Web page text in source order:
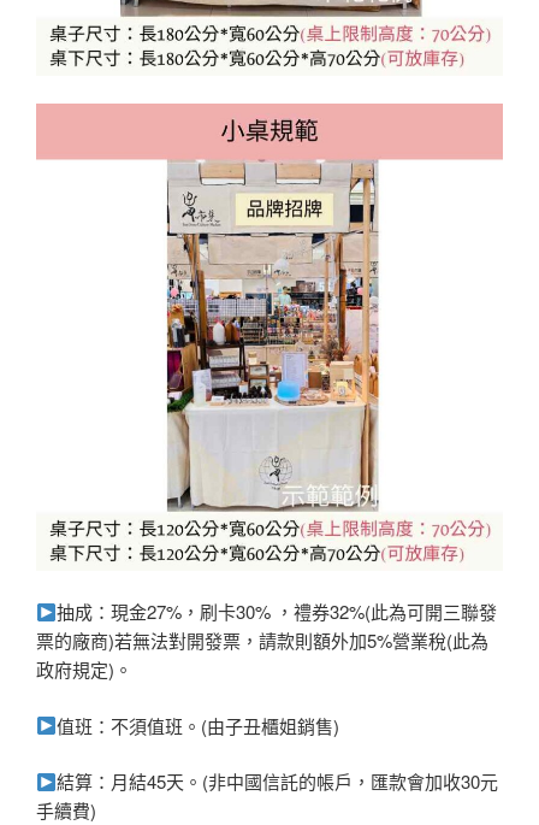
抽成：現金27%，刷卡30% ，禮券32%(此為可開三聯發
票的廠商)若無法對開發票，請款則額外加5%營業稅(此為
政府規定)。
值班：不須值班。(由子丑櫃姐銷售)
結算：月結45天。(非中國信託的帳戶，匯款會加收30元
手續費)